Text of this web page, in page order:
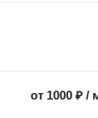
от 1000 ₽ /